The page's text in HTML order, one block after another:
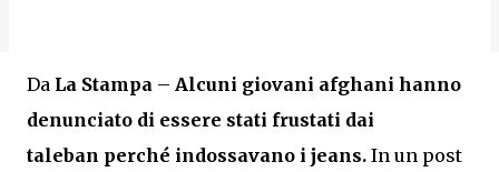
Da La Stampa – Alcuni giovani afghani hanno
denunciato di essere stati frustati dai
taleban perché indossavano i jeans. In un post